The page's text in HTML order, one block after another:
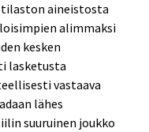
aineistosta
alimmaksi
kesken
lasketusta
vastaava
lähes
suuruinen joukko